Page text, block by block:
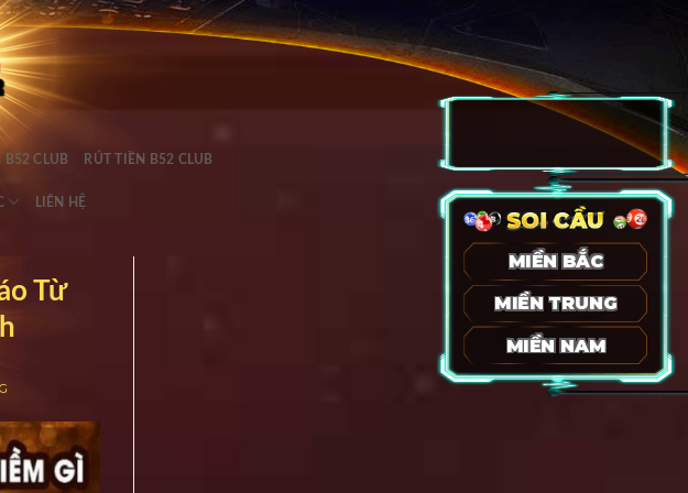
B52 CLUB RÚT TIỀN B52 CLUB
LIÊN HỆ
Từ
MIỀN BẮC
MIỀN TRUNG
MIỀN NAM